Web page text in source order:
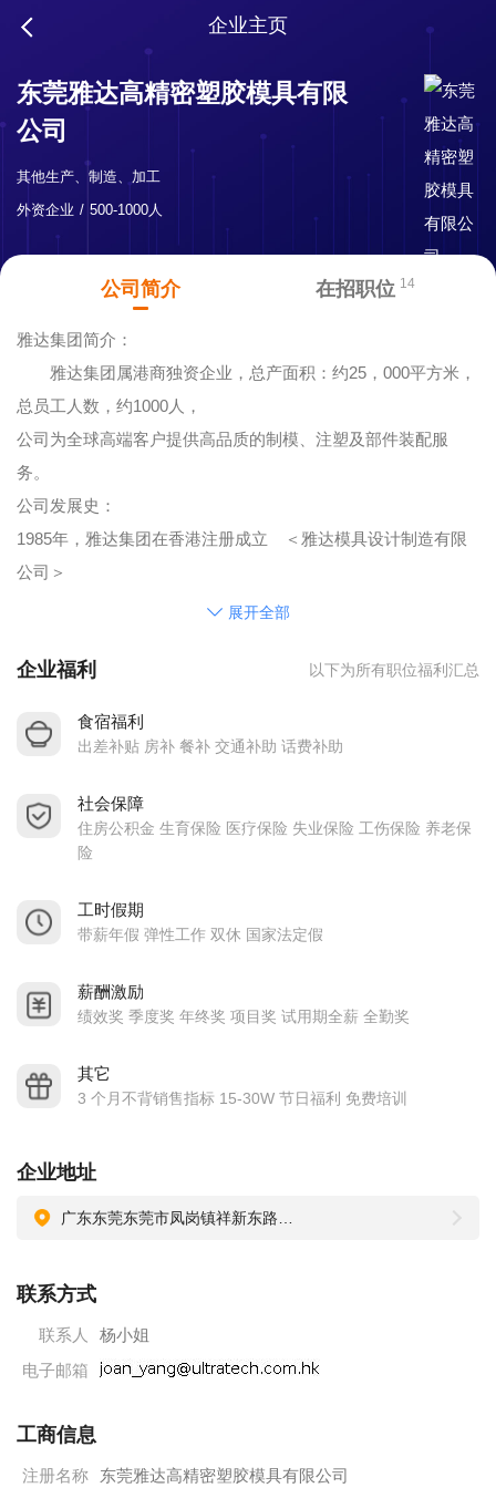
企业主页
东莞雅达高精密塑胶模具有限
公司
其他生产、制造、加工
外资企业
500-1000人
公司简介 在招职位 14
雅达集团简介：
雅达集团属港商独资企业，总产面积：约25，000平方米，
总员工人数，约1000人，
公司为全球高端客户提供高品质的制模、注塑及部件装配服
务。
公司发展史：
1985年，雅达集团在香港注册成立 ＜雅达模具设计制造有限
公司＞
地址：香港九龙观塘开源道55号开联工业中心B栋4楼
网址：http://www.ultratech.com.hk
限公司＞
1993年，东莞长安修模工厂成立 ＜东莞长安咸西俊达塑胶
模具制造厂＞
号
2006年，深圳松岗工模工厂成立 ＜雅达高精密塑胶模具
地址：深圳市宝安区松岗街道红星村港联蚝涌第二工
2015年，凤岗雁田工模工厂成立 ＜东莞雅达高精密塑胶模
具有限公司＞
东莞雅达高公司为全球高端客户提供高品质的制模服务，专注
对外：在中国制造世界级的模具，作为中国制造业进口
替代的选择，并出口世界各地
对内：为集团快速提供优质、高效、低成本的模具
质量方针：主动了解内外客户的要求，保证客户得到满意的产
品和服务，并持续改善，
展开全部
企业福利 以下为所有职位福利汇总
食宿福利
出差补贴 房补 餐补 交通补助 话费补助
社会保障
住房公积金 生育保险 医疗保险 失业保险 工伤保险 养老保
险
工时假期
带薪年假 弹性工作 双休 国家法定假
薪酬激励
绩效奖 季度奖 年终奖 项目奖 试用期全薪 全勤奖
其它
3 个月不背销售指标 15-30W 节日福利 免费培训
企业地址
联系方式
联系人
杨小姐
电子邮箱
工商信息
注册名称 东莞雅达高精密塑胶模具有限公司